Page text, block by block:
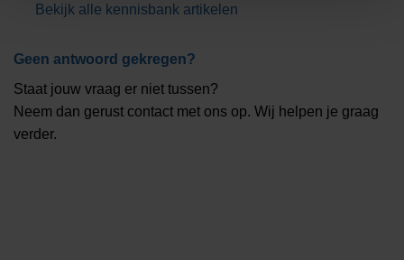
Bekijk alle kennisbank artikelen
Geen antwoord gekregen?
Staat jouw vraag er niet tussen?
Neem dan gerust contact met ons op. Wij helpen je graag
verder.